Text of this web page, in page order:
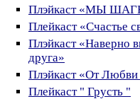
Плэйкаст «МЫ
Плейкаст «Счастье
Плэйкаст «Наверно
друга»
Плэйкаст «От Любви
Плейкаст " Грусть "